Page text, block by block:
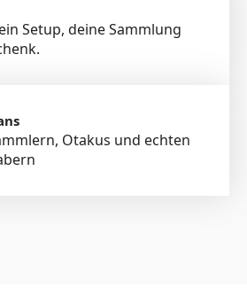
Setup, deine Sammlung
Otakus und echten